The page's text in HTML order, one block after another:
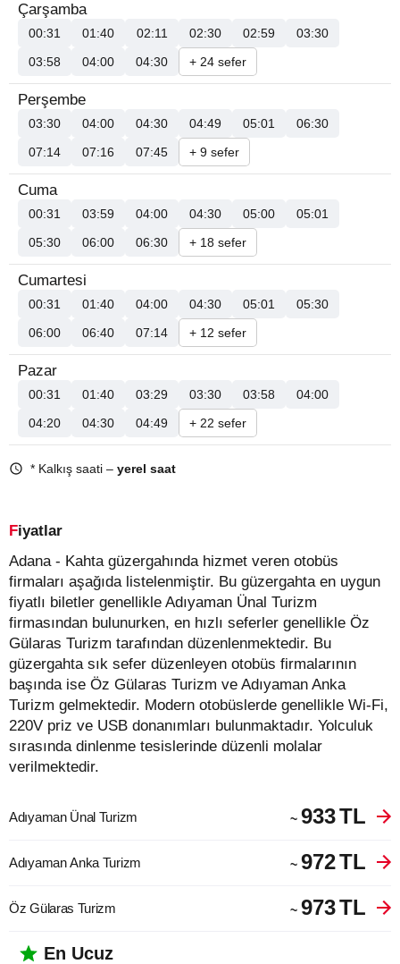
Çarşamba
00:31 01:40 02:11 02:30 02:59
03:30
03:58
04:00 04:30 + 24 sefer
Perşembe
03:30 04:00 04:30 04:49 05:01
06:30
07:14
07:16 07:45 + 9 sefer
Cuma
00:31 03:59 04:00 04:30 05:00
05:01
05:30
06:00 06:30 + 18 sefer
Cumartesi
00:31 01:40 04:00 04:30 05:01
05:30
06:00
06:40 07:14 + 12 sefer
Pazar
00:31 01:40 03:29 03:30 03:58
04:00
04:20
04:30 04:49 + 22 sefer
* Kalkış saati – yerel saat
Fiyatlar
Adana - Kahta güzergahında hizmet veren otobüs
firmaları aşağıda listelenmiştir. Bu güzergahta en uygun
fiyatlı biletler genellikle Adıyaman Ünal Turizm
firmasından bulunurken, en hızlı seferler genellikle Öz
Gülaras Turizm tarafından düzenlenmektedir. Bu
güzergahta sık sefer düzenleyen otobüs firmalarının
başında ise Öz Gülaras Turizm ve Adıyaman Anka
Turizm gelmektedir. Modern otobüslerde genellikle Wi-Fi,
220V priz ve USB donanımları bulunmaktadır. Yolculuk
sırasında dinlenme tesislerinde düzenli molalar
verilmektedir.
Adıyaman Ünal Turizm ~ 933TL
Adıyaman Anka Turizm ~ 972TL
Öz Gülaras Turizm ~ 973TL
En Ucuz